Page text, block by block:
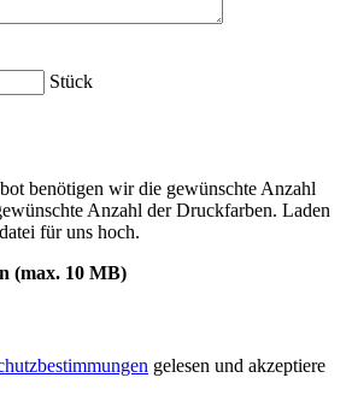
Stück
benötigen wir die gewünschte Anzahl
Anzahl der Druckfarben. Laden
für uns hoch.
(max. 10 MB)
gelesen und akzeptiere